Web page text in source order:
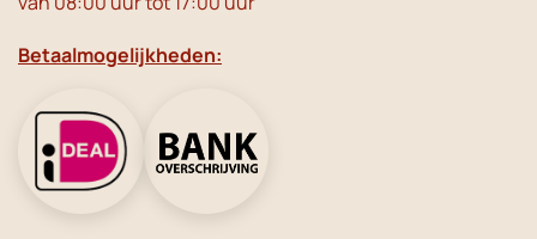
Betaalmogelijkheden: